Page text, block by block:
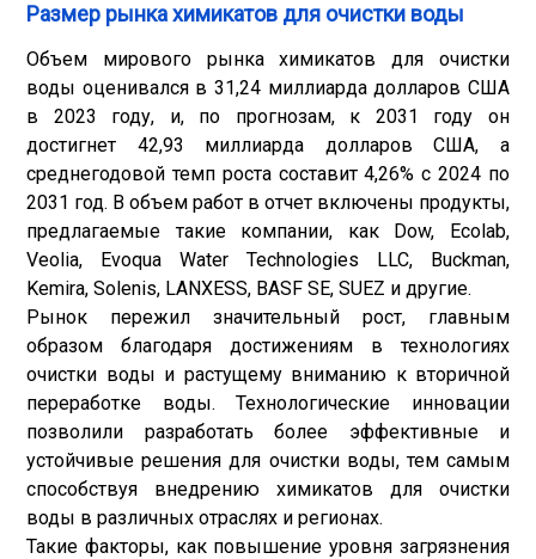
Размер рынка химикатов для очистки воды
Объем мирового рынка химикатов для очистки
воды оценивался в 31,24 миллиарда долларов США
в 2023 году, и, по прогнозам, к 2031 году он
достигнет 42,93 миллиарда долларов США, а
среднегодовой темп роста составит 4,26% с 2024 по
2031 год. В объем работ в отчет включены продукты,
предлагаемые такие компании, как Dow, Ecolab,
Veolia, Evoqua Water Technologies LLC, Buckman,
Kemira, Solenis, LANXESS, BASF SE, SUEZ и другие.
Рынок пережил значительный рост, главным
образом благодаря достижениям в технологиях
очистки воды и растущему вниманию к вторичной
переработке воды. Технологические инновации
позволили разработать более эффективные и
устойчивые решения для очистки воды, тем самым
способствуя внедрению химикатов для очистки
воды в различных отраслях и регионах.
Такие факторы, как повышение уровня загрязнения